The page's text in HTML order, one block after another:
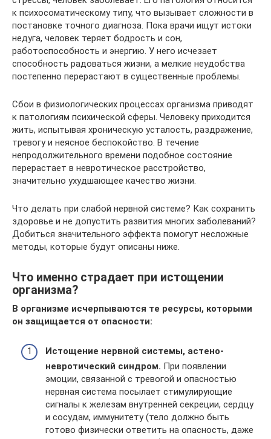
к психосоматическому типу, что вызывает сложности в
постановке точного диагноза. Пока врачи ищут истоки
недуга, человек теряет бодрость и сон,
работоспособность и энергию. У него исчезает
способность радоваться жизни, а мелкие неудобства
постепенно перерастают в существенные проблемы.
Сбои в физиологических процессах организма приводят
к патологиям психической сферы. Человеку приходится
жить, испытывая хроническую усталость, раздражение,
тревогу и неясное беспокойство. В течение
непродолжительного времени подобное состояние
перерастает в невротическое расстройство,
значительно ухудшающее качество жизни.
Что делать при слабой нервной системе? Как сохранить
здоровье и не допустить развития многих заболеваний?
Добиться значительного эффекта помогут несложные
методы, которые будут описаны ниже.
Что именно страдает при истощении
организма?
В организме исчерпываются те ресурсы, которыми
он защищается от опасности:
Истощение нервной системы, астено-
невротический синдром. При появлении
эмоции, связанной с тревогой и опасностью
нервная система посылает стимулирующие
сигналы к железам внутренней секреции, сердцу
и сосудам, иммунитету (тело должно быть
готово физически ответить на опасность, даже